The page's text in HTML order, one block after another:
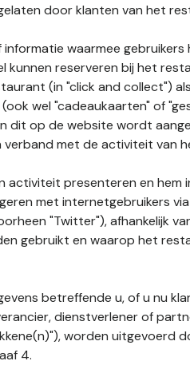
door klanten van het
waarmee
reserveren bij het
(in "click and collect")
wel "cadeaukaarten" of
dit op de website wordt
met de activiteit van
activiteit presenteren en
met internetgebruikers
"Twitter"), afhankelijk
gebruikt en waarop het
betreffende u, of u nu
dienstverlener of
worden uitgevoerd
4.